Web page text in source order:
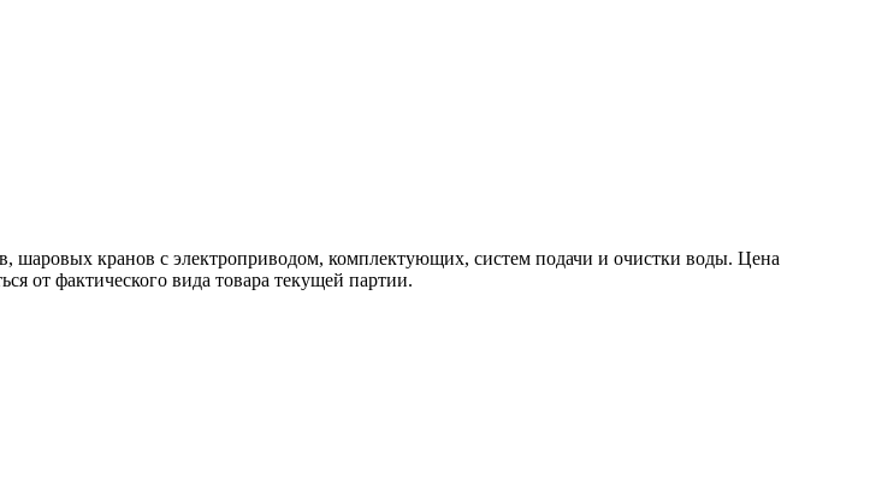
кранов с электроприводом, комплектующих, систем подачи и очистки воды. Цена
от фактического вида товара текущей партии.